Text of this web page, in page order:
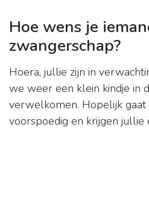
Hoe wens je
zwangerschap?
Hoera, jullie zijn in
we weer een klein kindje in
verwelkomen. Hopelijk gaat
voorspoedig en krijgen jullie